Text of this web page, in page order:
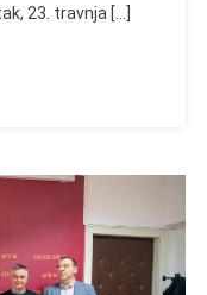
23. travnja […]